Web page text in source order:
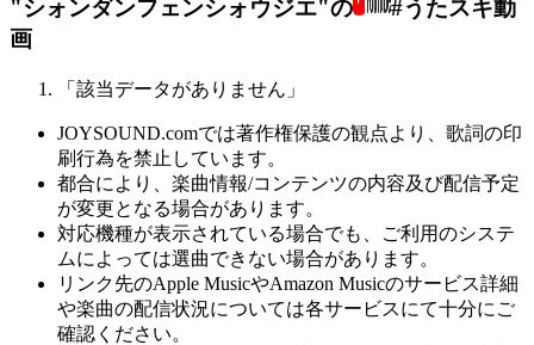
"シォンダンフェンシォウジエ"の
#うたスキ動
画
「該当データがありません」
JOYSOUND.comでは著作権保護の観点より、歌詞の印
刷行為を禁止しています。
都合により、楽曲情報/コンテンツの内容及び配信予定
が変更となる場合があります。
対応機種が表示されている場合でも、ご利用のシステ
ムによっては選曲できない場合があります。
リンク先のApple MusicやAmazon Musicのサービス詳細
や楽曲の配信状況については各サービスにて十分にご
確認ください。